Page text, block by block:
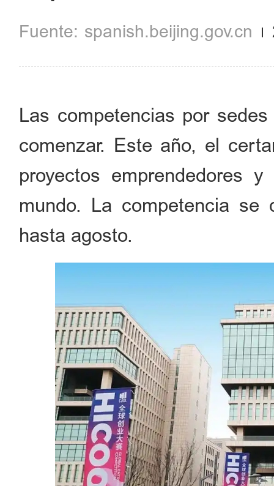
spanish.beijing.gov.cn
Las competencias por
comenzar. Este año, el
proyectos emprendedores
mundo. La competencia se
hasta agosto.